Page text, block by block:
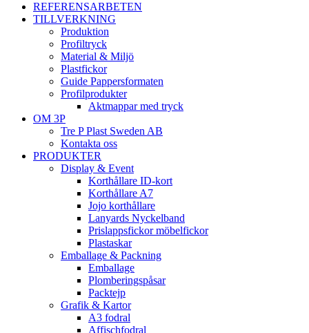
REFERENSARBETEN
TILLVERKNING
Produktion
Profiltryck
Material & Miljö
Plastfickor
Guide Pappersformaten
Profilprodukter
Aktmappar med tryck
OM 3P
Tre P Plast Sweden AB
Kontakta oss
PRODUKTER
Display & Event
Korthållare ID-kort
Korthållare A7
Jojo korthållare
Lanyards Nyckelband
Prislappsfickor möbelfickor
Plastaskar
Emballage & Packning
Emballage
Plomberingspåsar
Packtejp
Grafik & Kartor
A3 fodral
Affischfodral